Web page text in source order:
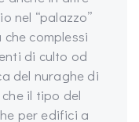
nel “palazzo”
complessi
di culto od
del nuraghe di
il tipo del
per edifici a